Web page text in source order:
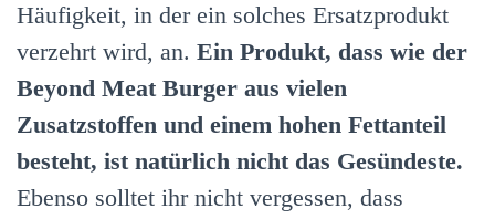
Häufigkeit, in der ein solches Ersatzprodukt
verzehrt wird, an. Ein Produkt, dass wie der
Beyond Meat Burger aus vielen
Zusatzstoffen und einem hohen Fettanteil
besteht, ist natürlich nicht das Gesündeste.
Ebenso solltet ihr nicht vergessen, dass